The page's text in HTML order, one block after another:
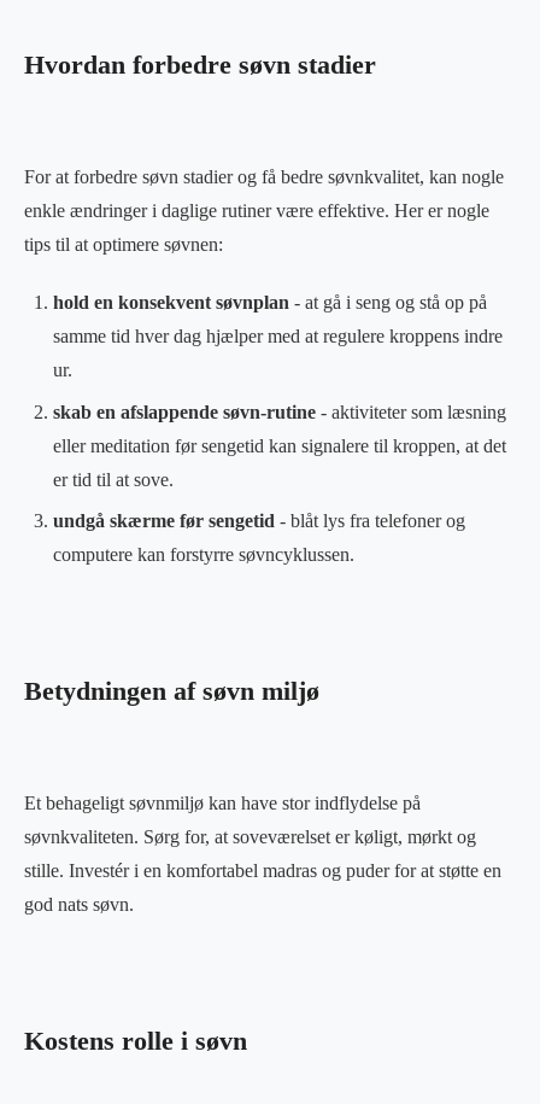
Hvordan forbedre søvn stadier
For at forbedre søvn stadier og få bedre søvnkvalitet, kan nogle
enkle ændringer i daglige rutiner være effektive. Her er nogle
tips til at optimere søvnen:
hold en konsekvent søvnplan - at gå i seng og stå op på
samme tid hver dag hjælper med at regulere kroppens indre
ur.
skab en afslappende søvn-rutine - aktiviteter som læsning
eller meditation før sengetid kan signalere til kroppen, at det
er tid til at sove.
undgå skærme før sengetid - blåt lys fra telefoner og
computere kan forstyrre søvncyklussen.
Betydningen af søvn miljø
Et behageligt søvnmiljø kan have stor indflydelse på
søvnkvaliteten. Sørg for, at soveværelset er køligt, mørkt og
stille. Investér i en komfortabel madras og puder for at støtte en
god nats søvn.
Kostens rolle i søvn